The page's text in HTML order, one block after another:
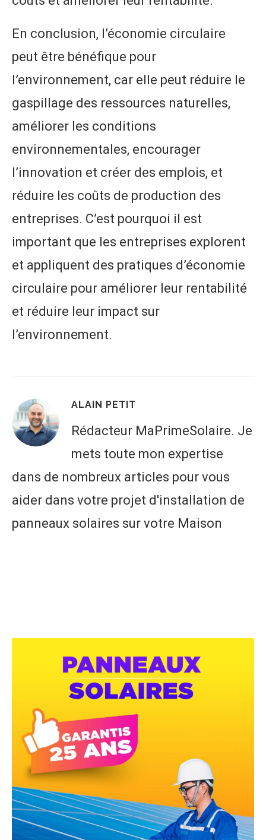
En conclusion, l’économie circulaire
peut être bénéfique pour
l’environnement, car elle peut réduire le
gaspillage des ressources naturelles,
améliorer les conditions
environnementales, encourager
l’innovation et créer des emplois, et
réduire les coûts de production des
entreprises. C’est pourquoi il est
important que les entreprises explorent
et appliquent des pratiques d’économie
circulaire pour améliorer leur rentabilité
et réduire leur impact sur
l’environnement.
ALAIN PETIT
Rédacteur MaPrimeSolaire. Je
mets toute mon expertise
dans de nombreux articles pour vous
aider dans votre projet d'installation de
panneaux solaires sur votre Maison